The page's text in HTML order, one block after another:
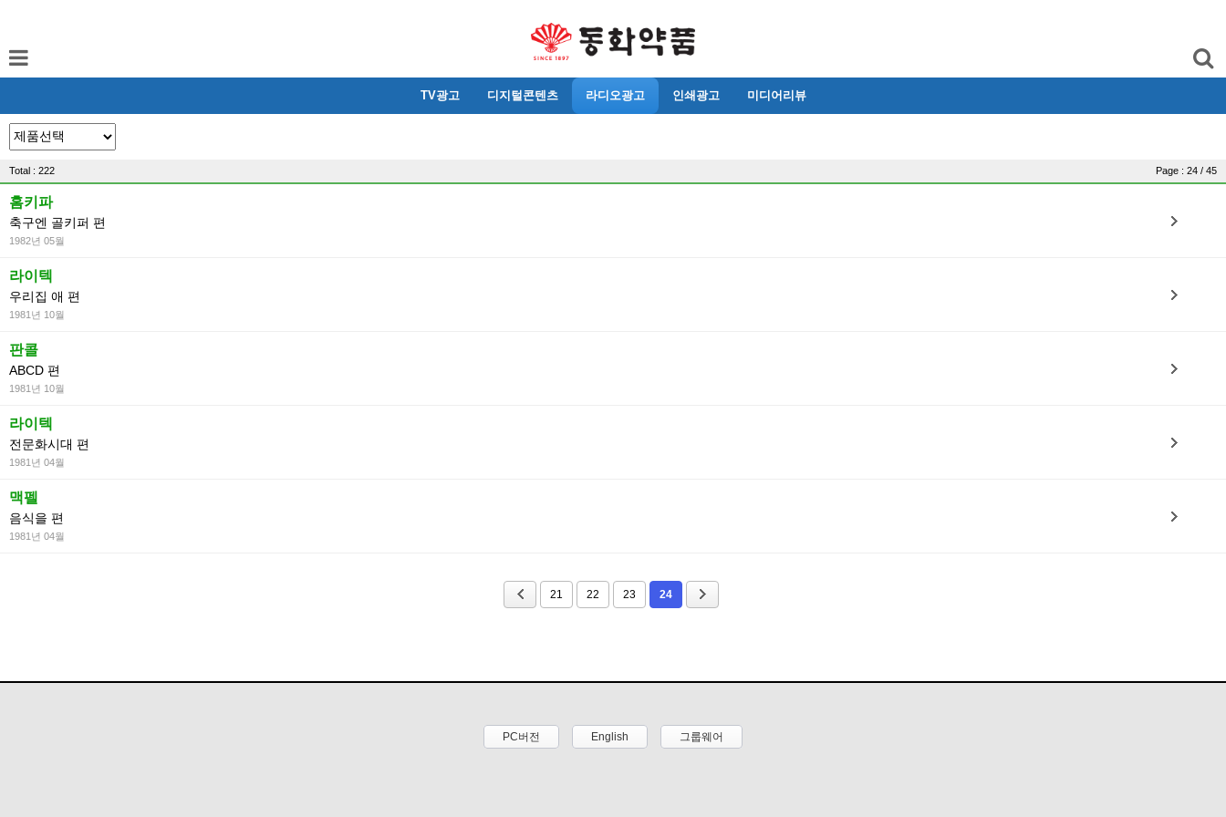
TV광고 디지털콘텐츠 라디오광고 인쇄광고 미디어리뷰
Total : 222 Page : 24 / 45
홈키파
축구엔 골키퍼 편
1982년 05월
라이텍
우리집 애 편
1981년 10월
판콜
ABCD 편
1981년 10월
라이텍
전문화시대 편
1981년 04월
맥펠
음식을 편
1981년 04월
21 22 23 24
PC버전 English 그룹웨어